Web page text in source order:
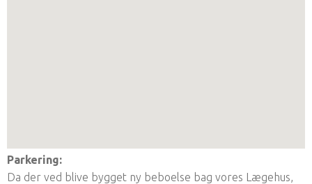
Parkering:
Da der ved blive bygget ny beboelse bag vores Lægehus,